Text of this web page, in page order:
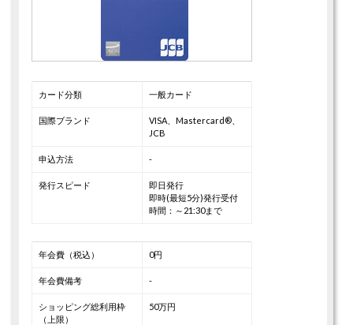
カード分類 一般カード
国際ブランド
VISA、Mastercard®、
JCB
申込方法 -
発行スピード
即日発行
即時(最短5分)発行受付
時間：～21:30まで
年会費（税込） 0円
年会費備考 -
ショッピング総利用枠
（上限）
50万円